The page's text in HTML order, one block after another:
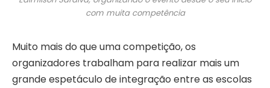
com muita competência
Muito mais do que uma competição, os
organizadores trabalham para realizar mais um
grande espetáculo de integração entre as escolas